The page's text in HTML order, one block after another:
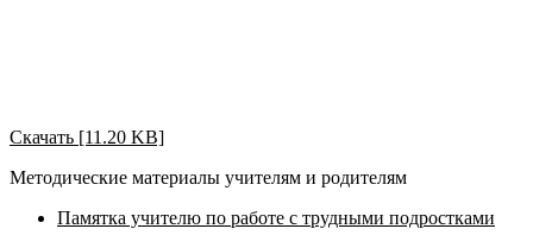
Скачать [11.20 KB]
Методические материалы учителям и родителям
Памятка учителю по работе с трудными подростками